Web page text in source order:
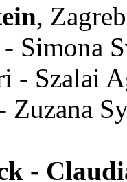
,
- Simona
- Szalai
Zuzana
-